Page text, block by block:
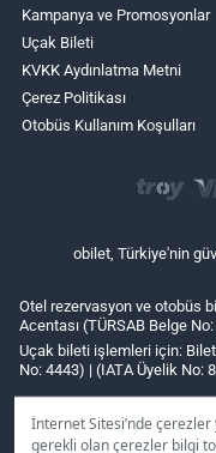
İnternet Sitesi’nde
gerekli olan çerezler bilgi
Kampanya ve Promosyonlar
Uçak Bileti
KVKK Aydınlatma Metni
Çerez Politikası
Otobüs Kullanım Koşulları
obilet, Türkiye'nin
Otel rezervasyon ve otobüs
Acentası (TÜRSAB Belge
Uçak bileti işlemleri için:
No: 4443) | (IATA Üyelik No: